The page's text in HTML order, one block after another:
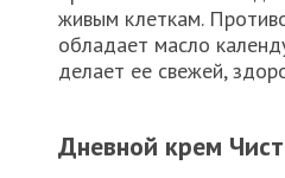
живым клеткам.
обладает масло
делает ее свежей,
Дневной крем